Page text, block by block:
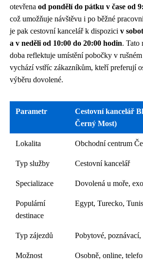
otevřena od pondělí do pátku v čase od
což umožňuje návštěvu i po běžné
je pak cestovní kancelář k dispozici v
a v neděli od 10:00 do 20:00 hodin. Tato
doba reflektuje umístění pobočky v
vychází vstříc zákazníkům, kteří preferují
výběru dovolené.
Parametr
Cestovní kancelář
Černý Most)
Lokalita Obchodní centrum
Typ služby Cestovní kancelář
Specializace Dovolená u moře,
Populární
destinace
Egypt, Turecko,
Typ zájezdů Pobytové,
Možnost Osobně, online,